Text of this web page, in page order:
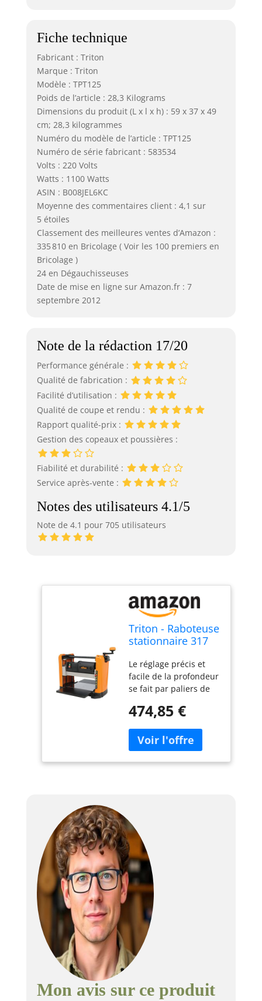
Fiche technique
Fabricant : Triton
Marque : Triton
Modèle : TPT125
Poids de l’article : 28,3 Kilograms
Dimensions du produit (L x l x h) : 59 x 37 x 49
cm; 28,3 kilogrammes
Numéro du modèle de l’article : TPT125
Numéro de série fabricant : 583534
Volts : 220 Volts
Watts : 1100 Watts
ASIN : B008JEL6KC
Moyenne des commentaires client : 4,1 sur
5 étoiles
Classement des meilleures ventes d’Amazon :
335 810 en Bricolage ( Voir les 100 premiers en
Bricolage )
24 en Dégauchisseuses
Date de mise en ligne sur Amazon.fr : 7
septembre 2012
Note de la rédaction 17/20
Performance générale :
Qualité de fabrication :
Facilité d’utilisation :
Qualité de coupe et rendu :
Rapport qualité-prix :
Gestion des copeaux et poussières :
Fiabilité et durabilité :
Service après-vente :
Notes des utilisateurs 4.1/5
Note de 4.1 pour 705 utilisateurs
Triton - Raboteuse
stationnaire 317
TPT125 (583534)
Le réglage précis et
facile de la profondeur
se fait par paliers de
la tête de coupe de 3,2
grande polyvalence La
conception à 4
colonnes procure une
d'entrée et de sortie
support excellent pour
les pièces
volumineuses Le
disjoncteur offre une
sécurité électrique
optimale
474,85 €
Mon avis sur ce produit